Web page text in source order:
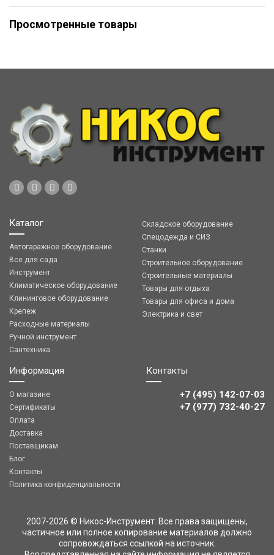
Просмотренные товары
Каталог
Автогаражное оборудование
Все для сада
Инструмент
Климатическое оборудование
Клининговое оборудование
Крепеж
Расходные материалы
Ручной инструмент
Сантехника
Складское оборудование
Спецодежда и СИЗ
Станки
Строительное оборудование
Строительные материалы
Товары для отдыха
Товары для офиса и дома
Электрика и свет
Информация
О магазине
Сертификаты
Оплата
Доставка
Поставщикам
Блог
Контакты
Политика конфиденциальности
Контакты
+7 (495) 142-07-03
‎‎+7 (977) 732-40-27
2007-2026 © Никос-Инструмент. Все права защищены,
частичное или полное копирование материалов должно
сопровождаться ссылкой на источник.